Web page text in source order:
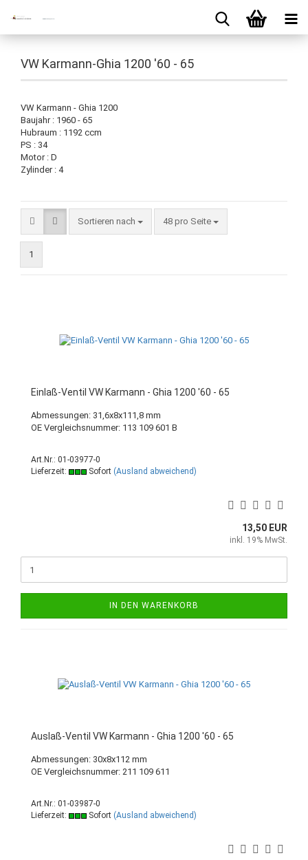
VW Karmann-Ghia 1200 '60 - 65
VW Karmann - Ghia 1200
Baujahr : 1960 - 65
Hubraum : 1192 ccm
PS : 34
Motor : D
Zylinder : 4
Sortieren nach
Sortieren nach 48 pro Seite
pro Seite
1
Einlaß-Ventil VW Karmann - Ghia 1200 '60 - 65
Abmessungen: 31,6x8x111,8 mm
OE Vergleichsnummer: 113 109 601 B
Art.Nr.: 01-03977-0
Lieferzeit:
Sofort (Ausland abweichend)
13,50 EUR
inkl. 19% MwSt.
IN DEN WARENKORB
Auslaß-Ventil VW Karmann - Ghia 1200 '60 - 65
Abmessungen: 30x8x112 mm
OE Vergleichsnummer: 211 109 611
Art.Nr.: 01-03987-0
Lieferzeit:
Sofort (Ausland abweichend)